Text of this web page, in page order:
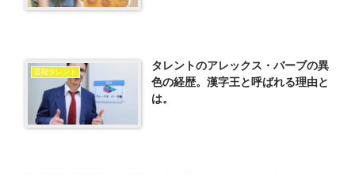
芸能タレント
タレントのアレックス・バーブの異
色の経歴。漢字王と呼ばれる理由と
は。